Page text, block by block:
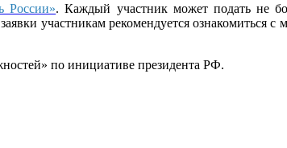
. Каждый участник может подать не
участникам рекомендуется ознакомиться
по инициативе президента РФ.